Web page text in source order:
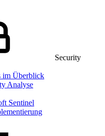
Security
im Überblick
Analyse
Sentinel